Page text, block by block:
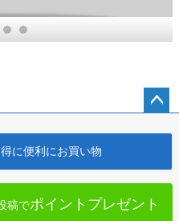
ー用 3インチ
へ
に便利にお買い物
稿でポイントプレゼント